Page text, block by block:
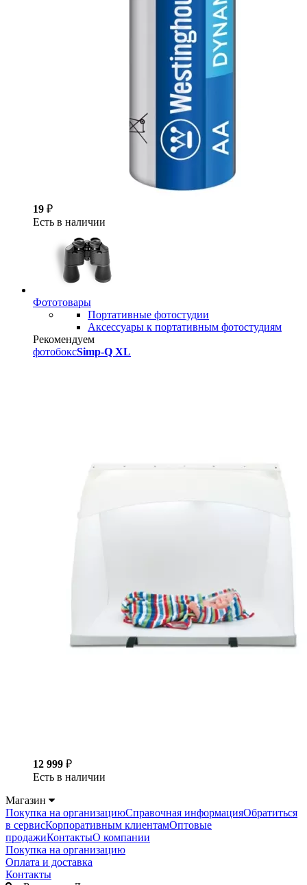
19 ₽
Есть в наличии
Фототовары
Портативные фотостудии
Аксессуары к портативным фотостудиям
Рекомендуем
фотобоксSimp-Q XL
12 999 ₽
Есть в наличии
Магазин
Покупка на организациюСправочная информацияОбратиться
в сервисКорпоративным клиентамОптовые
продажиКонтактыО компании
Покупка на организацию
Оплата и доставка
Контакты